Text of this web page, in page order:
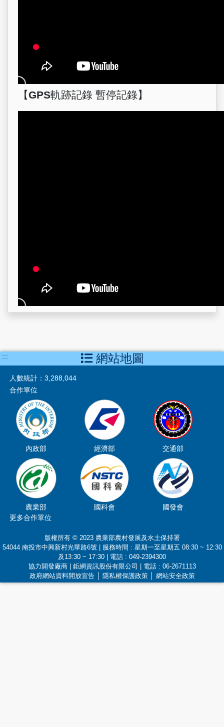
【GPS軌跡記錄 暫停記錄】
::: 網站地圖
人數統計： 3,288,044
合作單位
內政部 經濟部 交通部
農業部 國科會
國發會
更多合作單位
版權所有 © 2023 農業部農村發展及水土保持署
54044 南投市中興新村光華路6號 | 服務時間 : 星期一至星期五 08:30 ~ 12:30
及13:30 ~ 17:30 | 電話 : 049-2394300
協力開發廠商 | 鉅網資訊股份有限公司 | 電話 : 06-2671113
政府網站資料開放宣告│ 隱私權保護政策│ 網站安全政策